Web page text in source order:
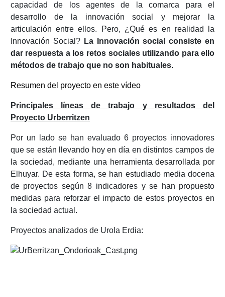
capacidad de los agentes de la comarca para el
desarrollo de la innovación social y mejorar la
articulación entre ellos. Pero, ¿Qué es en realidad la
Innovación Social? La Innovación social consiste en
dar respuesta a los retos sociales utilizando para ello
métodos de trabajo que no son habituales.
Resumen del proyecto en este vídeo
Principales líneas de trabajo y resultados del
Proyecto Urberritzen
Por un lado se han evaluado 6 proyectos innovadores
que se están llevando hoy en día en distintos campos de
la sociedad, mediante una herramienta desarrollada por
Elhuyar. De esta forma, se han estudiado media docena
de proyectos según 8 indicadores y se han propuesto
medidas para reforzar el impacto de estos proyectos en
la sociedad actual.
Proyectos analizados de Urola Erdia: